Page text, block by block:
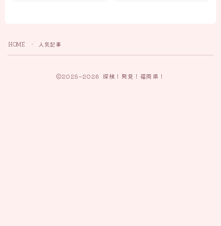
HOME ＞ 人気記事
2025–2026 探検！発見！福岡県！